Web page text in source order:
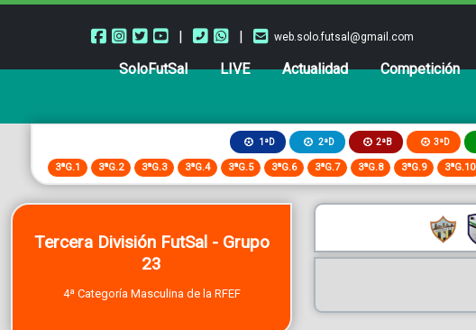
| | web.solo.futsal@gmail.com
SoloFutSal LIVE Actualidad Competición
1ªD 2ªD 2ªB 3ªD
3ªG.1 3ªG.2 3ªG.3 3ªG.4 3ªG.5 3ªG.6 3ªG.7 3ªG.8 3ªG.9 3ªG.10
Tercera División FutSal - Grupo
23
4ª Categoría Masculina de la RFEF